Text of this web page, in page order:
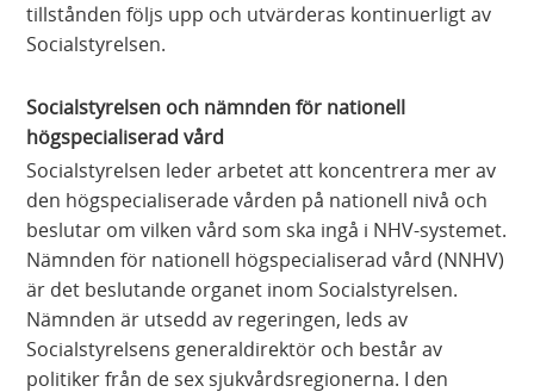
tillstånden följs upp och utvärderas kontinuerligt av
Socialstyrelsen.
Socialstyrelsen och nämnden för nationell
högspecialiserad vård
Socialstyrelsen leder arbetet att koncentrera mer av
den högspecialiserade vården på nationell nivå och
beslutar om vilken vård som ska ingå i NHV-systemet.
Nämnden för nationell högspecialiserad vård (NNHV)
är det beslutande organet inom Socialstyrelsen.
Nämnden är utsedd av regeringen, leds av
Socialstyrelsens generaldirektör och består av
politiker från de sex sjukvårdsregionerna. I den